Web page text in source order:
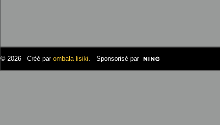
© 2026 Créé par ombala lisiki. Sponsorisé par